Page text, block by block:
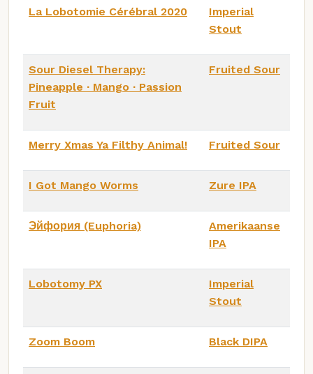
La Lobotomie Cérébral 2020
Imperial
Stout
Sour Diesel Therapy:
Pineapple ∙ Mango ∙ Passion
Fruit
Fruited Sour
Merry Xmas Ya Filthy Animal! Fruited Sour
I Got Mango Worms Zure IPA
Эйфория (Euphoria)
Amerikaanse
IPA
Lobotomy PX
Imperial
Stout
Zoom Boom Black DIPA